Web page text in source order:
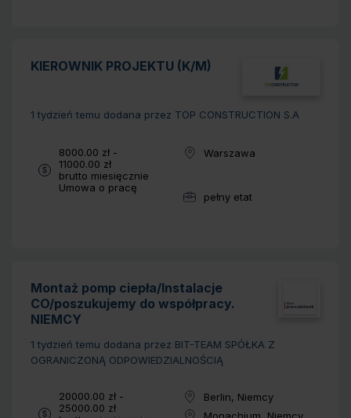
KIEROWNIK PROJEKTU (K/M)
1 tydzień temu dodana przez TOP CONSTRUCTION S.A
Wynagrodzenie:
8000.00 zł -
11000.00 zł
brutto miesięcznie
Typ umowy:
Umowa o pracę
Lokalizacja:
Warszawa
Wymiar pracy:
pełny etat
Montaż pomp ciepła/Instalacje
CO/poszukujemy do współpracy.
NIEMCY
1 tydzień temu dodana przez BIT-TEAM SPÓŁKA Z
OGRANICZONĄ ODPOWIEDZIALNOŚCIĄ
Wynagrodzenie:
20000.00 zł -
25000.00 zł
Lokalizacja:
Berlin, Niemcy
Monachium, Niemcy